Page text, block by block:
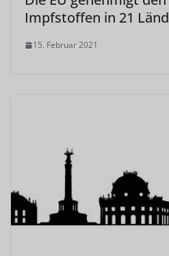
Impfstoffen in 21
15. Februar 2021